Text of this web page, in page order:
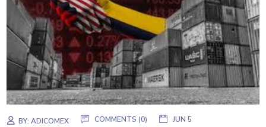
BY:ADICOMEX COMMENTS (0) JUN 5